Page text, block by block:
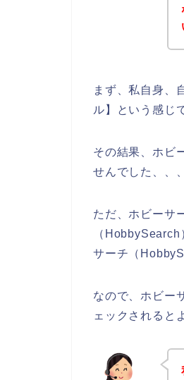
まず、私自身、
ル】という感じ
その結果、ホビ
せんでした、、、
ただ、ホビーサ
（
サーチ（
なので、ホビー
ェックされると